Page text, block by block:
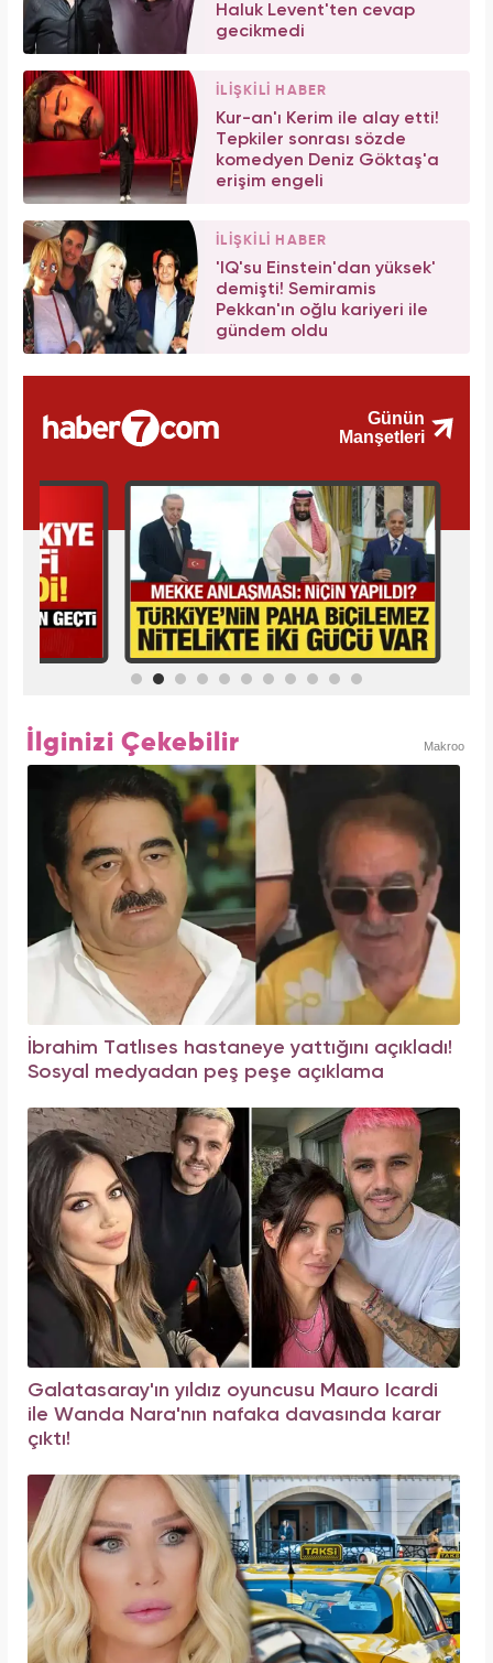
Haluk Levent'ten cevap
gecikmedi
İLİŞKİLİ HABER
Kur-an'ı Kerim ile alay etti!
Tepkiler sonrası sözde
komedyen Deniz Göktaş'a
erişim engeli
İLİŞKİLİ HABER
'IQ'su Einstein'dan yüksek'
demişti! Semiramis
Pekkan'ın oğlu kariyeri ile
gündem oldu
İlginizi Çekebilir Makroo
İbrahim Tatlıses hastaneye yattığını açıkladı!
Sosyal medyadan peş peşe açıklama
Galatasaray'ın yıldız oyuncusu Mauro Icardi
ile Wanda Nara'nın nafaka davasında karar
çıktı!